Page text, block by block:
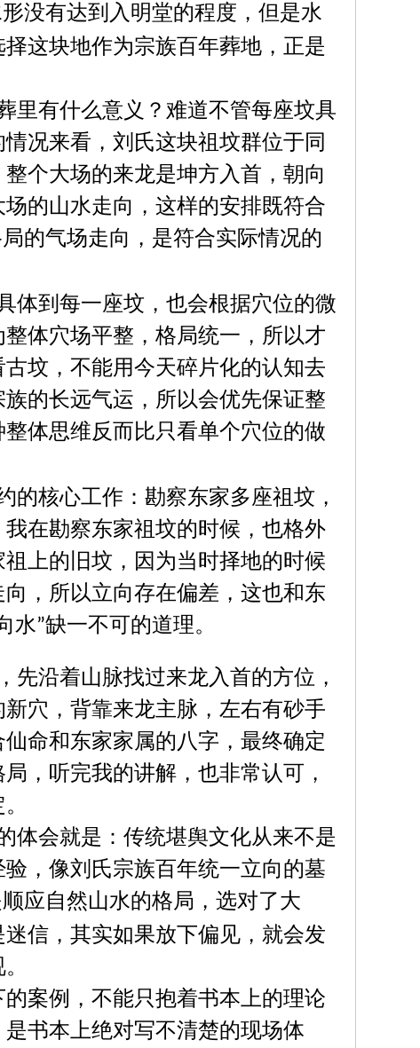
形没有达到入明堂的程度，但是水
这块地作为宗族百年葬地，正是
里有什么意义？难道不管每座坟具
况来看，刘氏这块祖坟群位于同
个大场的来龙是坤方入首，朝向
的山水走向，这样的安排既符合
的气场走向，是符合实际情况的
体到每一座坟，也会根据穴位的微
体穴场平整，格局统一，所以才
坟，不能用今天碎片化的认知去
的长远气运，所以会优先保证整
体思维反而比只看单个穴位的做
核心工作：勘察东家多座祖坟，
在勘察东家祖坟的时候，也格外
上的旧坟，因为当时择地的时候
，所以立向存在偏差，这也和东
水”缺一不可的道理。
沿着山脉找过来龙入首的方位，
穴，背靠来龙主脉，左右有砂手
命和东家家属的八字，最终确定
，听完我的讲解，也非常认可，
体会就是：传统堪舆文化从来不是
，像刘氏宗族百年统一立向的墓
应自然山水的格局，选对了大
信，其实如果放下偏见，就会发
案例，不能只抱着书本上的理论
书本上绝对写不清楚的现场体